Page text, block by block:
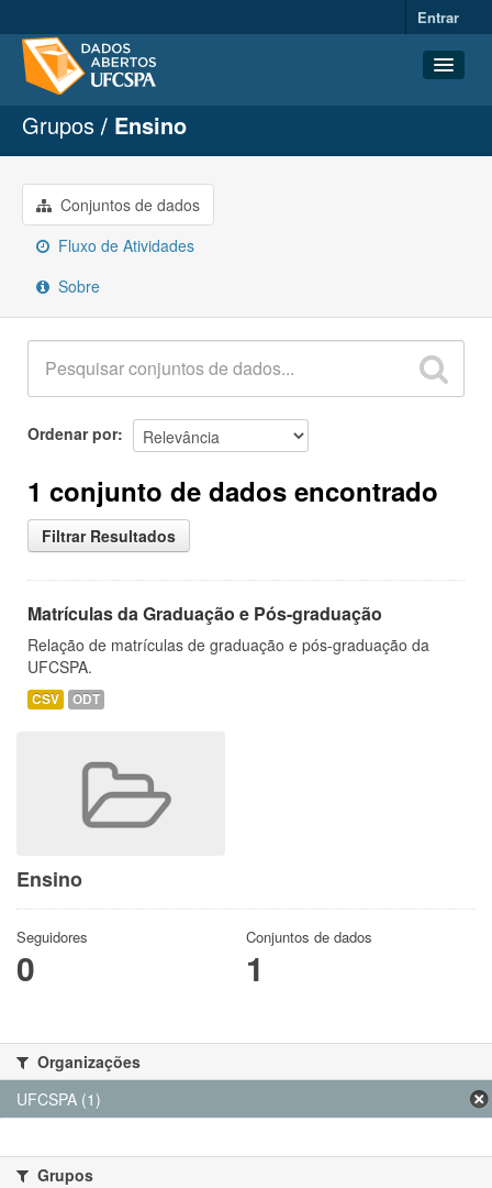
Entrar
Conjuntos de dados
Organizações
Grupos
Sobre
Grupos Ensino
Conjuntos de dados
Fluxo de Atividades
Sobre
Ordenar por
1 conjunto de dados encontrado
Filtrar Resultados
Matrículas da Graduação e Pós-graduação
Relação de matrículas de graduação e pós-graduação da
UFCSPA.
CSV ODT
Ensino
Seguidores
0
Conjuntos de dados
1
Organizações
UFCSPA (1)
Grupos